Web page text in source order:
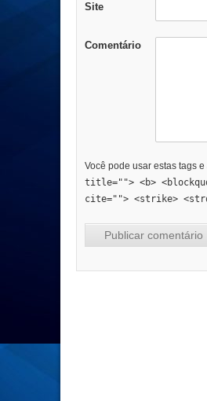
Site
Comentário
Você pode usar estas tags
title=""> <b>
cite=""> <strike>